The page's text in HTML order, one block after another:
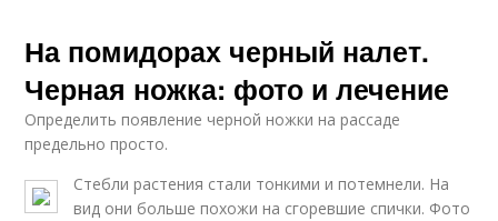
На помидорах черный налет.
Черная ножка: фото и лечение
Определить появление черной ножки на рассаде
предельно просто.
Стебли растения стали тонкими и потемнели. На
вид они больше похожи на сгоревшие спички. Фото